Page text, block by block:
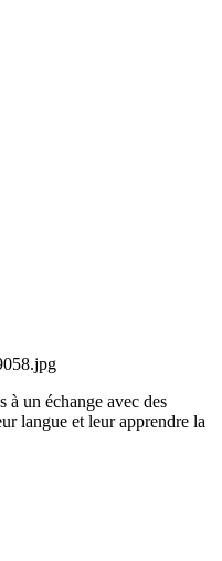
à un échange avec des
langue et leur apprendre la